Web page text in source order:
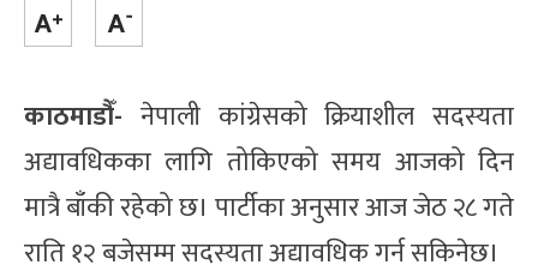
काठमाडौँ- नेपाली कांग्रेसको क्रियाशील सदस्यता
अद्यावधिकका लागि तोकिएको समय आजको दिन
मात्रै बाँकी रहेको छ। पार्टीका अनुसार आज जेठ २८ गते
राति १२ बजेसम्म सदस्यता अद्यावधिक गर्न सकिनेछ।